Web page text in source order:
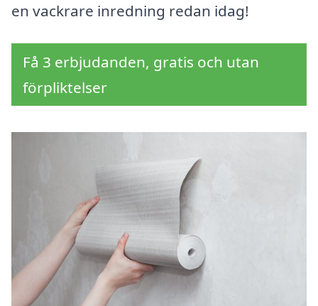
en vackrare inredning redan idag!
Få 3 erbjudanden, gratis och utan
förpliktelser